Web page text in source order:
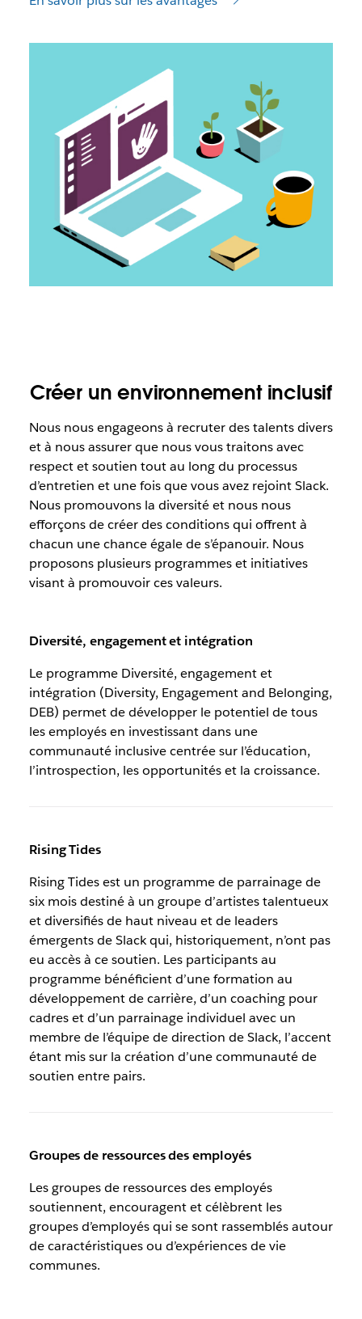
Créer un environnement inclusif
Nous nous engageons à recruter des talents divers
et à nous assurer que nous vous traitons avec
respect et soutien tout au long du processus
d’entretien et une fois que vous avez rejoint Slack.
Nous promouvons la diversité et nous nous
efforçons de créer des conditions qui offrent à
chacun une chance égale de s’épanouir. Nous
proposons plusieurs programmes et initiatives
visant à promouvoir ces valeurs.
Diversité, engagement et intégration
Le programme Diversité, engagement et
intégration (Diversity, Engagement and Belonging,
DEB) permet de développer le potentiel de tous
les employés en investissant dans une
communauté inclusive centrée sur l’éducation,
l’introspection, les opportunités et la croissance.
Rising Tides
Rising Tides est un programme de parrainage de
six mois destiné à un groupe d’artistes talentueux
et diversifiés de haut niveau et de leaders
émergents de Slack qui, historiquement, n’ont pas
eu accès à ce soutien. Les participants au
programme bénéficient d’une formation au
développement de carrière, d’un coaching pour
cadres et d’un parrainage individuel avec un
membre de l’équipe de direction de Slack, l’accent
étant mis sur la création d’une communauté de
soutien entre pairs.
Groupes de ressources des employés
Les groupes de ressources des employés
soutiennent, encouragent et célèbrent les
groupes d’employés qui se sont rassemblés autour
de caractéristiques ou d’expériences de vie
communes.